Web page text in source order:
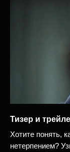
Тизер и
Хотите понять,
нетерпением?